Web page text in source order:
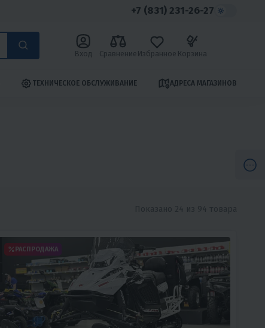
+7 (831) 231-26-27
Вход Сравнение Избранное Корзина
ТЕХНИЧЕСКОЕ ОБСЛУЖИВАНИЕ АДРЕСА МАГАЗИНОВ
РАСПРОДАЖА